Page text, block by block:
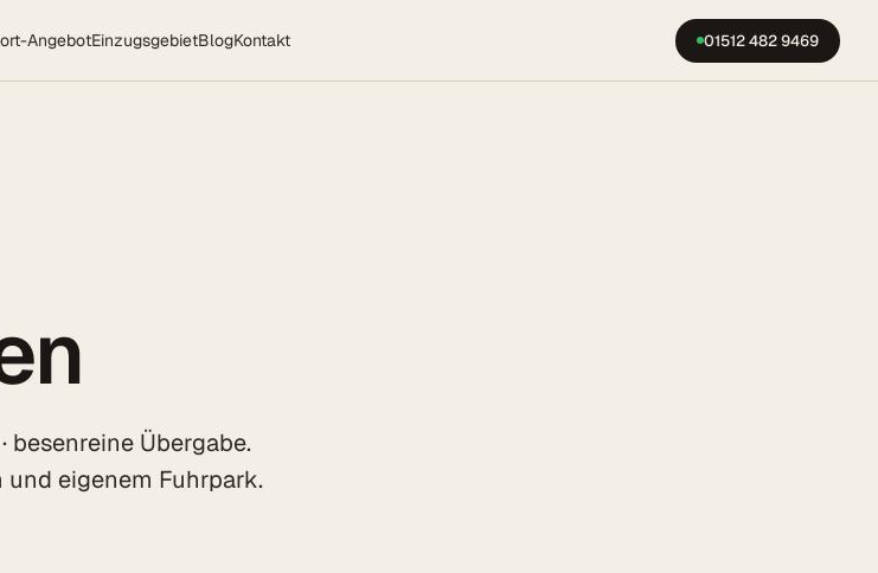
AngebotEinzugsgebietBlogKontakt 01512 482 9469
besenreine Übergabe.
eigenem Fuhrpark.